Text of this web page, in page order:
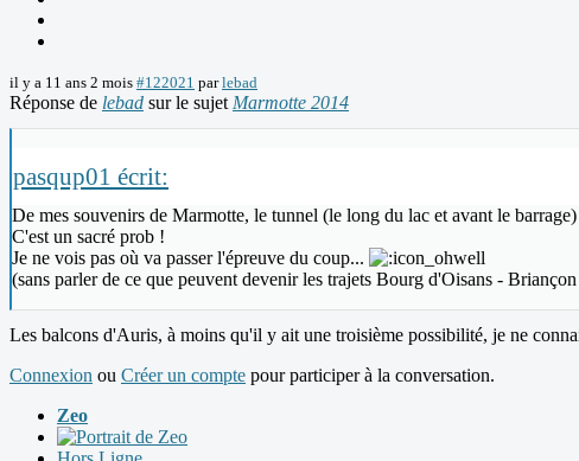
il y a 11 ans 2 mois #122021 parlebad
Réponse de lebad sur le sujet Marmotte 2014
pasqup01 écrit:
De mes souvenirs de Marmotte, le tunnel (le long du lac et avant le
C'est un sacré prob !
Je ne vois pas où va passer l'épreuve du coup...
(sans parler de ce que peuvent devenir les trajets Bourg d'Oisans -
Les balcons d'Auris, à moins qu'il y ait une troisième possibilité, je ne
Connexion ou Créer un compte pour participer à la conversation.
Zeo